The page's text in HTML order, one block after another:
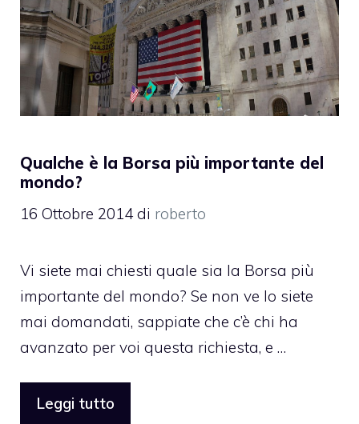
Qualche è la Borsa più importante del
mondo?
16 Ottobre 2014 di roberto
Vi siete mai chiesti quale sia la Borsa più
importante del mondo? Se non ve lo siete
mai domandati, sappiate che c’è chi ha
avanzato per voi questa richiesta, e …
Leggi tutto